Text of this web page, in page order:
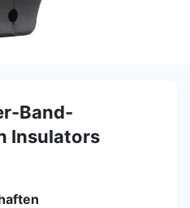
Band-
Insulators